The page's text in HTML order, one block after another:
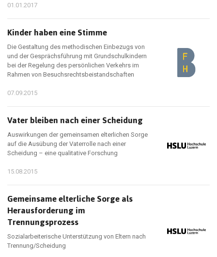
01.01.2017
Kinder haben eine Stimme
Die Gestaltung des methodischen Einbezugs von
und der Gesprächsführung mit Grundschulkindern
bei der Regelung des persönlichen Verkehrs im
Rahmen von Besuchsrechtsbeistandschaften
07.09.2015
Vater bleiben nach einer Scheidung
Auswirkungen der gemeinsamen elterlichen Sorge
auf die Ausübung der Vaterrolle nach einer
Scheidung – eine qualitative Forschung
15.08.2015
Gemeinsame elterliche Sorge als
Herausforderung im
Trennungsprozess
Sozialarbeiterische Unterstützung von Eltern nach
Trennung/Scheidung